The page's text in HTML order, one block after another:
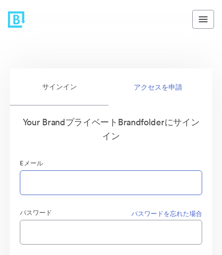
サインイン アクセスを申請
Your BrandプライベートBrandfolderにサイン
イン
Eメール
パスワード パスワードを忘れた場合